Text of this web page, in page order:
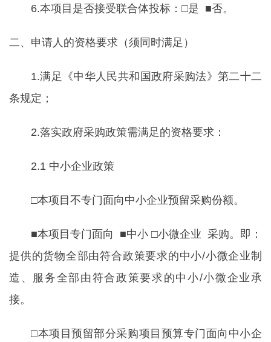
6.本项目是否接受联合体投标：□是 ■否。
二、申请人的资格要求（须同时满足）
1.满足《中华人民共和国政府采购法》第二十二
条规定；
2.落实政府采购政策需满足的资格要求：
2.1 中小企业政策
□本项目不专门面向中小企业预留采购份额。
■本项目专门面向 ■中小 □小微企业 采购。即：
提供的货物全部由符合政策要求的中小/小微企业制
造、服务全部由符合政策要求的中小/小微企业承
接。
□本项目预留部分采购项目预算专门面向中小企